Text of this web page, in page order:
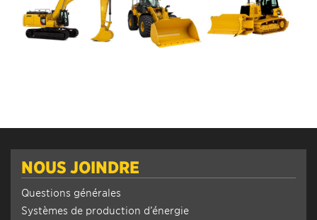
NOUS JOINDRE
Questions générales
Systèmes de production d’énergie